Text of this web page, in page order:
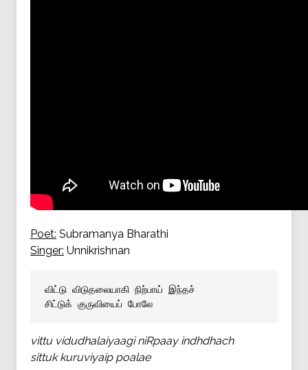
Poet: Subramanya Bharathi
Singer: Unnikrishnan
விட்டு விடுதலையாகி நிற்பாய் இந்தச்
சிட்டுக் குருவியைப் போலே
vittu vidudhalaiyaagi niRpaay indhdhach
sittuk kuruviyaip poalae